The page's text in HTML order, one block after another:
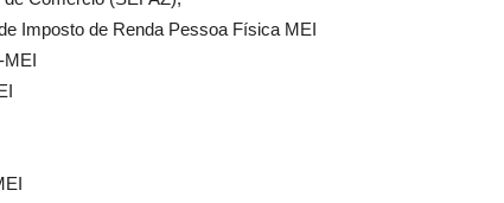
Imposto de Renda Pessoa Física MEI
MEI